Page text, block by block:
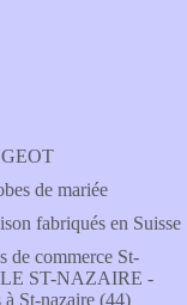
de mariée
fabriqués en Suisse
de commerce St-
ST-NAZAIRE -
St-nazaire (44)